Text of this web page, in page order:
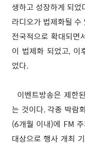
생하고 성장하게 되
라디오가 법제화될
전국적으로 확대되
이 법제화 되었고,
었다.
이벤트방송은 제한
는 것이다. 각종 박람
(6개월 이내)에 FM
대상으로 행사 개최